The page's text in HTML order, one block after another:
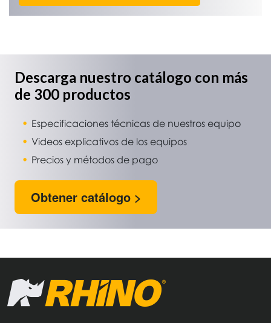
Descarga nuestro catálogo con más
de 300 productos
Especificaciones técnicas de nuestros equipo
Videos explicativos de los equipos
Precios y métodos de pago
Obtener catálogo >